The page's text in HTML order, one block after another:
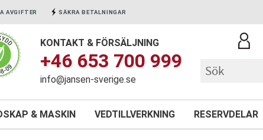
AVGIFTER SÄKRA BETALNINGAR
KONTAKT & FÖRSÄLJNING
+46 653 700 999
info@jansen-sverige.se
& MASKIN VEDTILLVERKNING RESERVDELAR